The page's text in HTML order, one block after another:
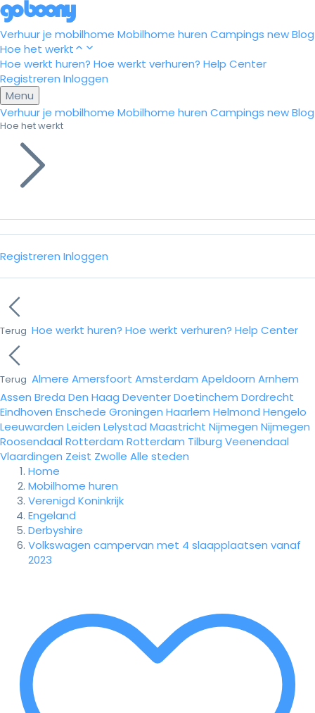
Verhuur je mobilhome Mobilhome huren Campings newBlog
Hoe het werkt
Hoe werkt huren? Hoe werkt verhuren? Help Center
Registreren Inloggen
Menu
Verhuur je mobilhome Mobilhome huren Campings newBlog
Hoe het werkt
Registreren Inloggen
Terug Hoe werkt huren? Hoe werkt verhuren? Help Center
Terug Almere Amersfoort Amsterdam Apeldoorn Arnhem
Assen Breda Den Haag DeventerDoetinchem Dordrecht
Eindhoven Enschede Groningen Haarlem Helmond Hengelo
Leeuwarden Leiden Lelystad Maastricht Nijmegen Nijmegen
Roosendaal Rotterdam Rotterdam Tilburg Veenendaal
Vlaardingen Zeist Zwolle Alle steden
Home
Mobilhome huren
Verenigd Koninkrijk
Engeland
Derbyshire
Volkswagen campervan met 4 slaapplaatsen vanaf
2023